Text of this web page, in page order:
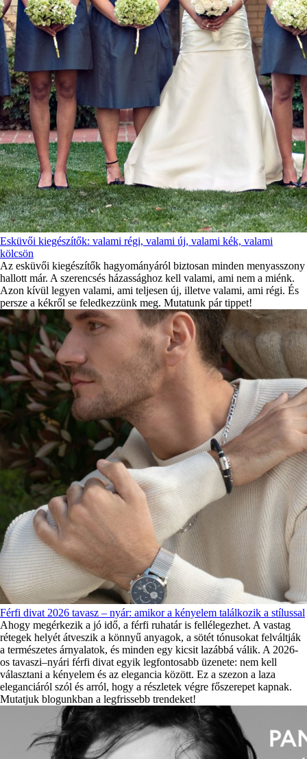
Esküvői kiegészítők: valami régi, valami új, valami kék, valami
kölcsön
Az esküvői kiegészítők hagyományáról biztosan minden menyasszony
hallott már. A szerencsés házassághoz kell valami, ami nem a miénk.
Azon kívül legyen valami, ami teljesen új, illetve valami, ami régi. És
persze a kékről se feledkezzünk meg. Mutatunk pár tippet!
Férfi divat 2026 tavasz – nyár: amikor a kényelem találkozik a stílussal
Ahogy megérkezik a jó idő, a férfi ruhatár is fellélegezhet. A vastag
rétegek helyét átveszik a könnyű anyagok, a sötét tónusokat felváltják
a természetes árnyalatok, és minden egy kicsit lazábbá válik. A 2026-
os tavaszi–nyári férfi divat egyik legfontosabb üzenete: nem kell
választani a kényelem és az elegancia között. Ez a szezon a laza
eleganciáról szól és arról, hogy a részletek végre főszerepet kapnak.
Mutatjuk blogunkban a legfrissebb trendeket!